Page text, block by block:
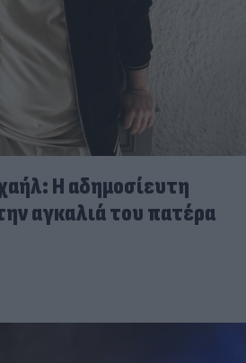
Η αδημοσίευτη
αγκαλιά του πατέρα